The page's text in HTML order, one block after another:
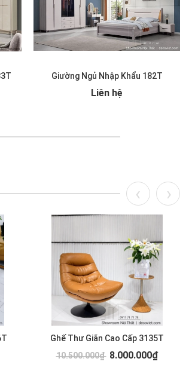
Giường Ngủ Nhập Khẩu 182T
Liên hệ
Ghế Thư Giãn Cao Cấp 3135T
10.500.000₫ 8.000.000₫